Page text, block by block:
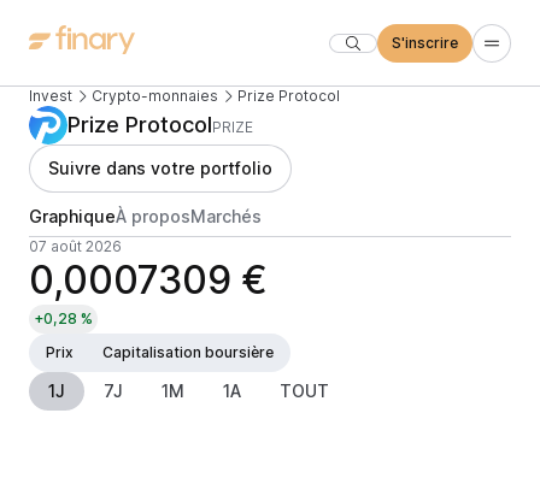
S'inscrire
Invest Crypto-monnaies Prize Protocol
Prize ProtocolPRIZE
Suivre dans votre portfolio
GraphiqueÀ proposMarchés
07 août 2026
0,0007309 €
+0,28 %
Prix
Capitalisation boursière
1J 7J 1M 1A TOUT